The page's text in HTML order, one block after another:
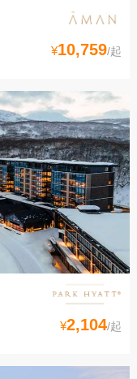
¥10,759/起
¥2,104/起